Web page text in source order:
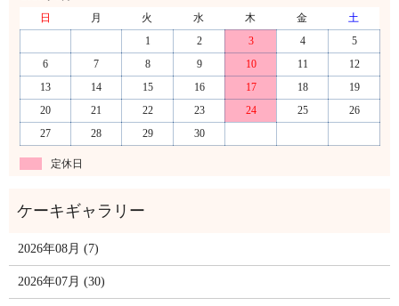
日
月 火 水 木 金
土
1
2 3 4
5
6
7 8 9 10 11
12
13
14 15 16 17 18
19
20
21 22 23 24 25
26
27
28 29 30
定休日
2026年08月 (7)
2026年07月 (30)